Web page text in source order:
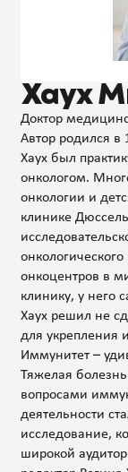
Хаух
Доктор
Автор родился в
Хаух был
онкологом.
онкологии и
клинике
онкоцентров в
клинику, у него
Хаух решил не
для укрепления
Иммунитет –
Тяжелая
вопросами
деятельности
исследование,
широкой